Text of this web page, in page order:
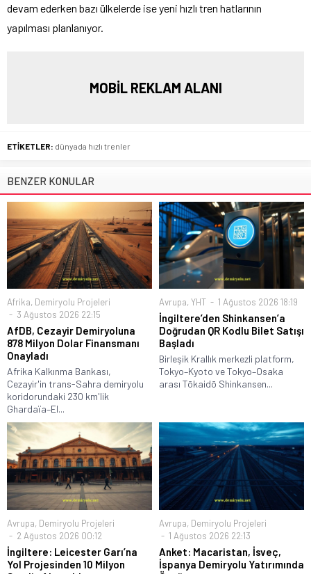
devam ederken bazı ülkelerde ise yeni hızlı tren hatlarının
yapılması planlanıyor.
MOBİL REKLAM ALANI
ETİKETLER: dünyada hızlı trenler
BENZER KONULAR
Afrika, Demiryolu Projeleri
3 Ağustos 2026 22:15
AfDB, Cezayir Demiryoluna
878 Milyon Dolar Finansmanı
Onayladı
Afrika Kalkınma Bankası,
Cezayir'in trans-Sahra demiryolu
koridorundaki 230 km'lik
Ghardaïa–El...
Avrupa, YHT 1 Ağustos 2026 18:19
İngiltere’den Shinkansen’a
Doğrudan QR Kodlu Bilet Satışı
Başladı
Birleşik Krallık merkezli platform,
Tokyo–Kyoto ve Tokyo–Osaka
arası Tōkaidō Shinkansen...
Avrupa, Demiryolu Projeleri
2 Ağustos 2026 00:12
İngiltere: Leicester Garı’na
Yol Projesinden 10 Milyon
Avrupa, Demiryolu Projeleri
1 Ağustos 2026 22:13
Anket: Macaristan, İsveç,
İspanya Demiryolu Yatırımında